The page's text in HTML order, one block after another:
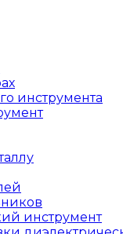
инструмента
инструмент